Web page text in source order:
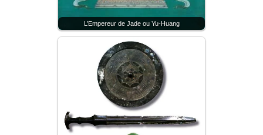
L’Empereur de Jade ou Yu-Huang